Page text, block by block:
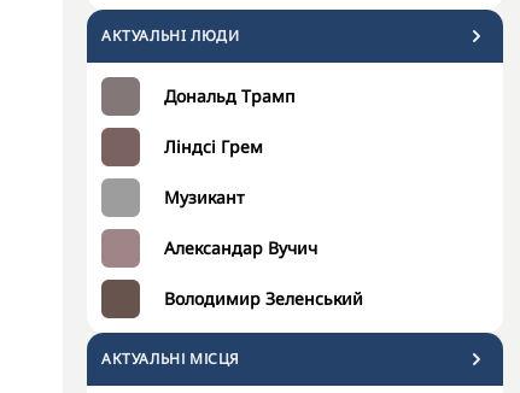
АКТУАЛЬНI ЛЮДИ
Дональд Трамп
Ліндсі Грем
Музикант
Александар Вучич
Володимир Зеленський
АКТУАЛЬНІ МІСЦЯ